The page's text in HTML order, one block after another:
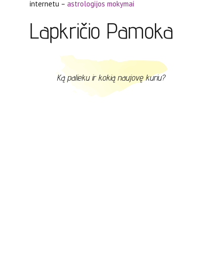
internetu – astrologijos mokymai
Lapkričio Pamoka
Ką palieku ir kokią naujovę kuriu?